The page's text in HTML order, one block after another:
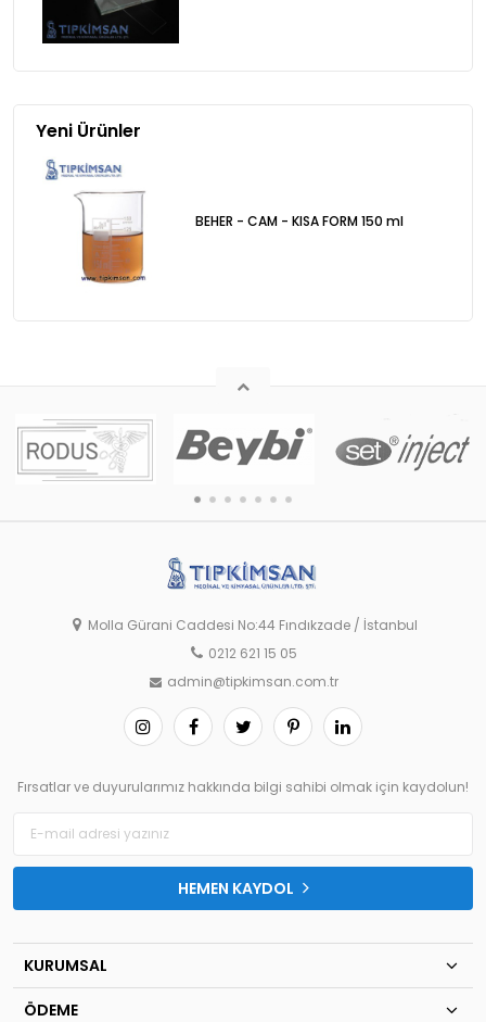
Yeni Ürünler
BEHER - CAM - KISA FORM 150 ml
Molla Gürani Caddesi No:44 Fındıkzade / İstanbul
0212 621 15 05
admin@tipkimsan.com.tr
Fırsatlar ve duyurularımız hakkında bilgi sahibi olmak için kaydolun!
HEMEN KAYDOL
KURUMSAL
ÖDEME